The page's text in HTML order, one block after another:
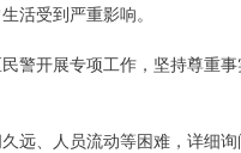
活受到严重影响。
警开展专项工作，坚持尊重
远、人员流动等困难，详细